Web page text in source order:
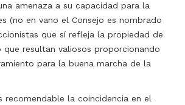
amenaza a su capacidad para la
(no en vano el Consejo es nombrado
que sí refleja la propiedad de
que resultan valiosos proporcionando
para la buena marcha de la
recomendable la coincidencia en el